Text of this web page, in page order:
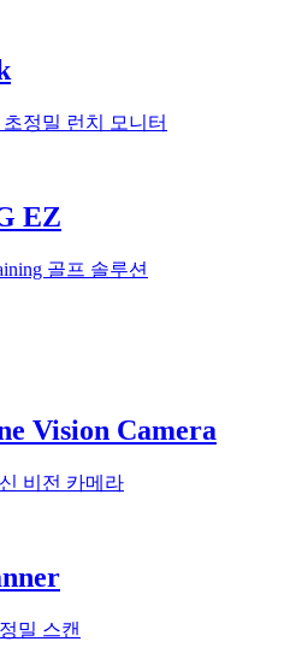
정밀 런치 모니터
EZ
골프 솔루션
Vision Camera
비전 카메라
밀 스캔